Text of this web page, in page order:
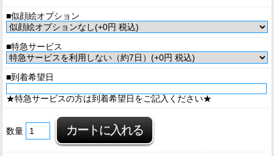
■似顔絵オプション
■特急サービス
■到着希望日
★特急サービスの方は到着希望日をご記入ください★
数量